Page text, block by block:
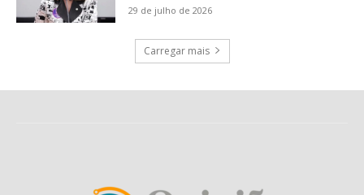
29 de julho de 2026
Carregar mais